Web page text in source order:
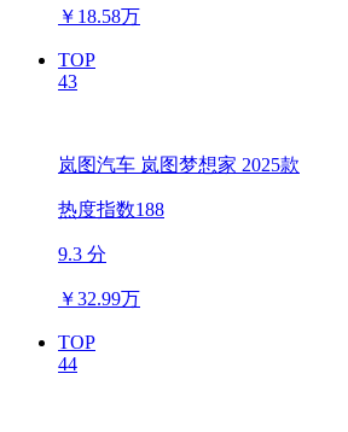
￥ 18.58万
TOP
43
岚图汽车 岚图梦想家 2025款
热度指数188
9.3 分
￥32.99万
TOP
44